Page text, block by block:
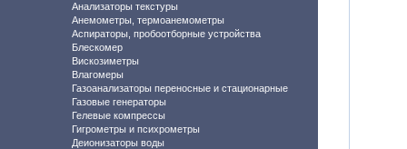
Анализаторы текстуры
Анемометры, термоанемометры
Аспираторы, пробоотборные устройства
Блескомер
Вискозиметры
Влагомеры
Газоанализаторы переносные и стационарные
Газовые генераторы
Гелевые компрессы
Гигрометры и психрометры
Деионизаторы воды